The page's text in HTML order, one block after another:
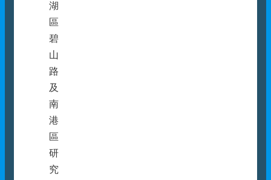
湖
區
碧
山
路
及
南
港
區
研
究